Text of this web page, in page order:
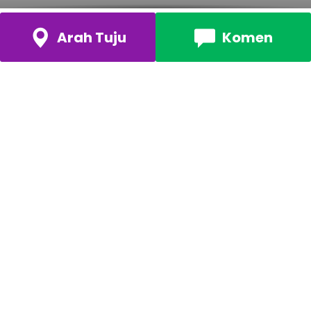
Arah Tuju Komen